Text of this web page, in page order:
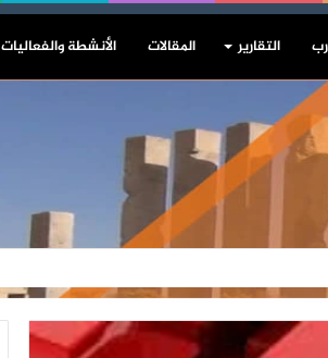
التقارير المقالات الأنشطة والفعاليات